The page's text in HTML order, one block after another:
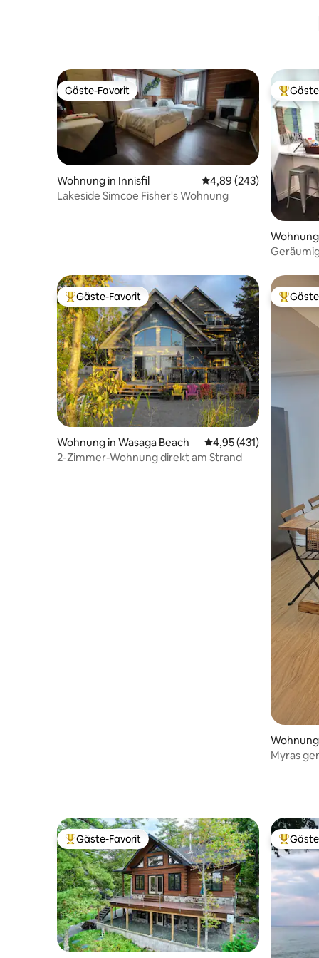
Gäste-Favorit
Gäste-Favorit
Wohnung in Innisfil Durchschnittliche
4,89 (243)
Lakeside Simcoe Fisher's Wohnung
Beliebter Gäste-Favorit.
Gäste-Favorit
Wohnung in Wasaga Beach Durchschnittliche
4,95 (431)
2-Zimmer-Wohnung direkt am Strand
Myras
Beliebter Gäste-Favorit.
Gäste-Favorit